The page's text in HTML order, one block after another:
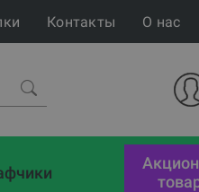
Контакты О нас
акционные